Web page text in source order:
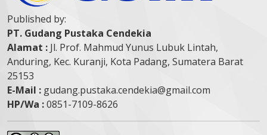
Published by:
PT. Gudang Pustaka Cendekia
Alamat : Jl. Prof. Mahmud Yunus Lubuk Lintah,
Anduring, Kec. Kuranji, Kota Padang, Sumatera Barat
25153
E-Mail : gudang.pustaka.cendekia@gmail.com
HP/Wa :0851-7109-8626